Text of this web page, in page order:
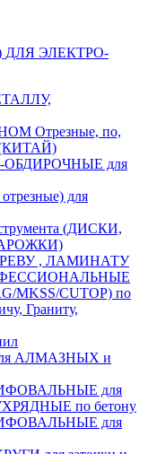
ДЛЯ ЭЛЕКТРО-
Отрезные, по,
(КИТАЙ)
для
для
(ДИСКИ,
, ЛАМИНАТУ
MKSS/CUTOP) по
Граниту,
АЛМАЗНЫХ и
для
по бетону
для